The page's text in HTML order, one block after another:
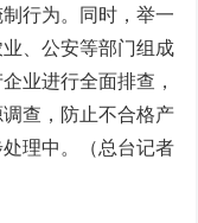
行为。同时，举一
、公安等部门组成
业进行全面排查，
查，防止不合格产
理中。（总台记者